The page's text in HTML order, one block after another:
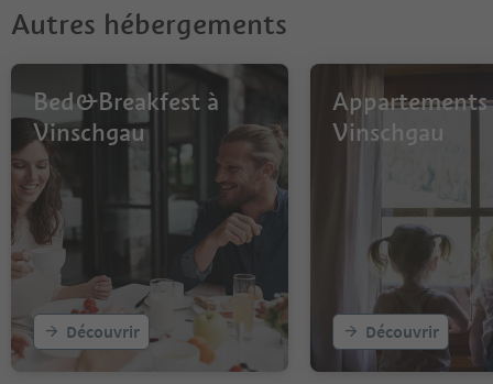
7
9
10
Autres hébergements
Bed&Breakfest à
Vinschgau
Découvrir
Appartements
Vinschgau
Découvrir